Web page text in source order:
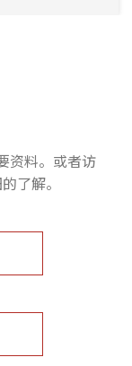
资料。或者访
了解。